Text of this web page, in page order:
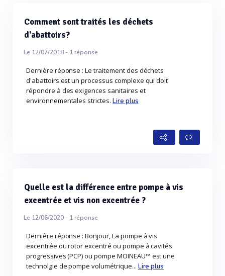
Comment sont traités les déchets
d'abattoirs?
Le 12/07/2018 - 1réponse
Dernière réponse : Le traitement des déchets
d'abattoirs est un processus complexe qui doit
répondre à des exigences sanitaires et
environnementales strictes. Lire plus
Quelle est la différence entre pompe à vis
excentrée et vis non excentrée ?
Le 12/06/2020 - 1réponse
Dernière réponse : Bonjour, La pompe à vis
excentrée ou rotor excentré ou pompe à cavités
progressives (PCP) ou pompe MOINEAU™ est une
technolgie de pompe volumétrique... Lire plus